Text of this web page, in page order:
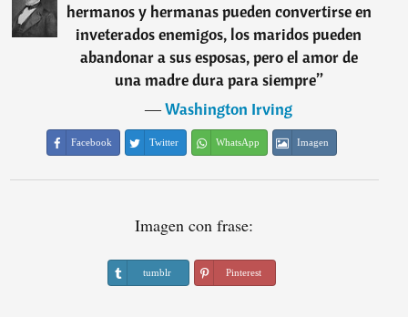
hermanos y hermanas pueden convertirse en
inveterados enemigos, los maridos pueden
abandonar a sus esposas, pero el amor de
una madre dura para siempre”
―Washington Irving
Facebook Twitter WhatsApp Imagen
Imagen con frase:
tumblr Pinterest